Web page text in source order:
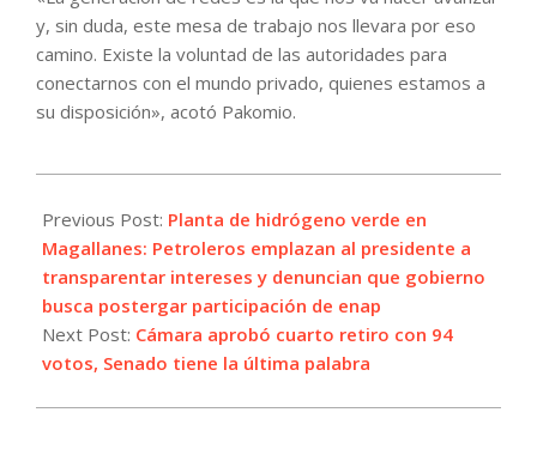
y, sin duda, este mesa de trabajo nos llevara por eso
camino. Existe la voluntad de las autoridades para
conectarnos con el mundo privado, quienes estamos a
su disposición», acotó Pakomio.
09-
28
Previous Post: Planta de hidrógeno verde en
Magallanes: Petroleros emplazan al presidente a
transparentar intereses y denuncian que gobierno
busca postergar participación de enap
Next Post: Cámara aprobó cuarto retiro con 94
votos, Senado tiene la última palabra